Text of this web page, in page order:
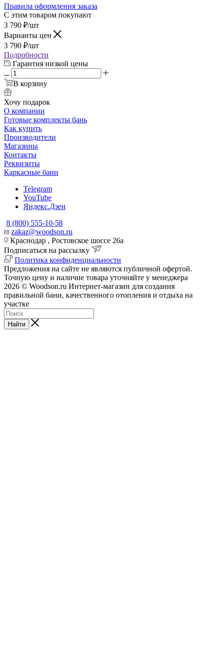
Правила оформления заказа
С этим товаром покупают
3 790 ₽/шт
Варианты цен
3 790 ₽/шт
Подробности
Гарантия низкой цены
В корзину
Хочу подарок
О компании
Готовые комплекты бань
Как купить
Производители
Магазины
Контакты
Реквизиты
Каркасные бани
Telegram
YouTube
Яндекс.Дзен
8 (800) 555-10-58
zakaz@woodson.ru
Краснодар , Ростовское шоссе 26а
Подписаться на рассылку
Политика конфиденциальности
Предложения на сайте не являются публичной офертой.
Точную цену и наличие товара уточняйте у менеджера
2026 © Woodson.ru Интернет-магазин для создания
правильной бани, качественного отопления и отдыха на
участке
Найти